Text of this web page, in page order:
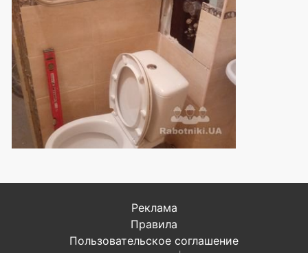
Реклама
Правила
Пользовательское соглашение